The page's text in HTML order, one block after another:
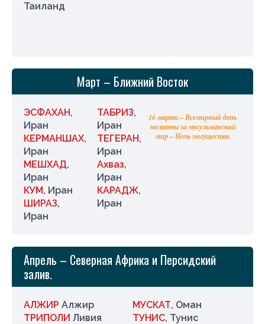
Таиланд
Март – Ближний Восток
ЭСФАХАН,
Иран
КЕРМАНШАХ,
Иран
МЕШХАД,
Иран
КУМ, Иран
ШИРАЗ,
Иран
ТАБРИЗ,
Иран
ТЕГЕРАН,
Иран
Ахваз,
Иран
КАРАДЖ,
Иран
16 марта – Всемирный день
молитвы за мусульманский
мир – Ночь могущества
Апрель – Северная Африка и Персидский
залив.
АЛЖИР Алжир
ТРИПОЛИ Ливия
МУСКАТ, Оман
ТУНИС, Тунис